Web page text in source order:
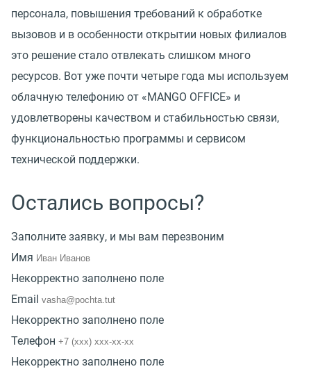
персонала, повышения требований к обработке
вызовов и в особенности открытии новых филиалов
это решение стало отвлекать слишком много
ресурсов. Вот уже почти четыре года мы используем
облачную телефонию от «MANGO OFFICE» и
удовлетворены качеством и стабильностью связи,
функциональностью программы и сервисом
технической поддержки.
Остались вопросы?
Заполните заявку, и мы вам перезвоним
Имя
Некорректно заполнено поле
Email
Некорректно заполнено поле
Телефон
Некорректно заполнено поле